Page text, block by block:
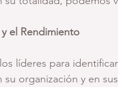
el Rendimiento
líderes para
organización y en